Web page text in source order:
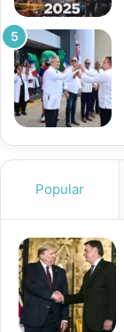
Popular